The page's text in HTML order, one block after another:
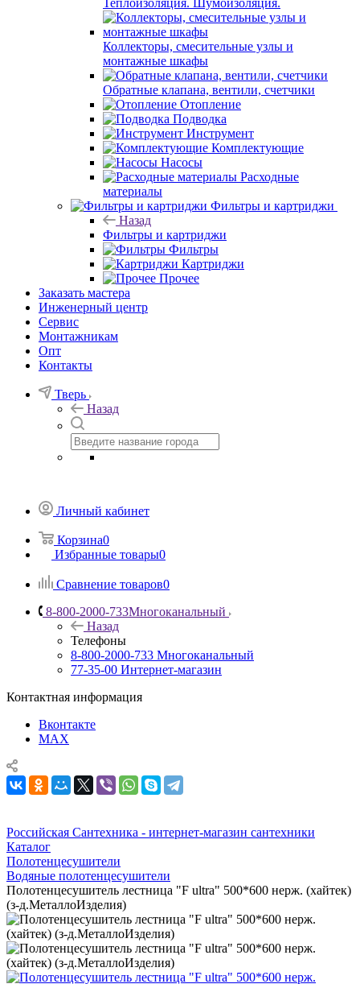
Теплоизоляция. Шумоизоляция.
Коллекторы, смесительные узлы и
монтажные шкафы
Обратные клапана, вентили, счетчики
Отопление
Подводка
Инструмент
Комплектующие
Насосы
Расходные
материалы
Фильтры и картриджи
Назад
Фильтры и картриджи
Фильтры
Картриджи
Прочее
Заказать мастера
Инженерный центр
Сервис
Монтажникам
Опт
Контакты
Тверь
Назад
Личный кабинет
Корзина0
Избранные товары0
Сравнение товаров0
8-800-2000-733Многоканальный
Назад
Телефоны
8-800-2000-733 Многоканальный
77-35-00 Интернет-магазин
Контактная информация
Вконтакте
MAX
Российская Сантехника - интернет-магазин сантехники
Каталог
Полотенцесушители
Водяные полотенцесушители
Полотенцесушитель лестница "F ultra" 500*600 нерж. (хайтек)
(з-д.МеталлоИзделия)